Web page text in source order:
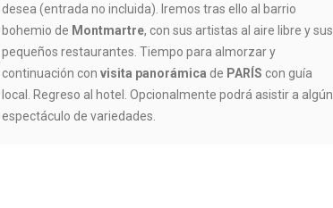
desea (entrada no incluida). Iremos tras ello al barrio
bohemio de Montmartre, con sus artistas al aire libre y sus
pequeños restaurantes. Tiempo para almorzar y
continuación convisita panorámica de PARÍS con guía
local. Regreso al hotel. Opcionalmente podrá asistir a algún
espectáculo de variedades.